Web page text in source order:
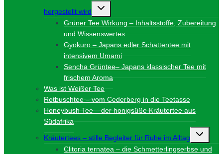
hergestellt wird
Untermenü
Grüner Tee Wirkung – Inhaltsstoffe, Zubereitung
und Wissenswertes
Gyokuro – Japans edler Schattentee mit
intensivem Umami
Sencha Grüntee– Japans klassischer Tee mit
frischem Aroma
Was ist Weißer Tee
Rotbuschtee – vom Cederberg in die Teetasse
Honeybush Tee – der honigsüße Kräutertee aus
Südafrika
Kräutertees – stille Begleiter für Ruhe im Alltag
Clitoria ternatea – die Schmetterlingserbse und